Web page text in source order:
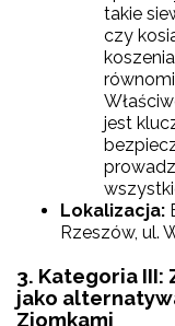
takie
czy
jest
Lokalizacja:
Rzeszów, ul.
3. Kategoria III:
jako
Ziomkami